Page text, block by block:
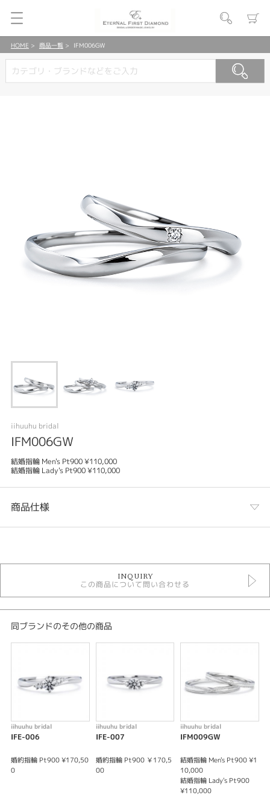
HOME 商品一覧 IFM006GW
iihuuhu bridal
IFM006GW
結婚指輪 Men's Pt900 ¥110,000
結婚指輪 Lady's Pt900 ¥110,000
商品仕様
いい夫婦 結婚指輪
メンズ
いい夫婦ブライダル IFM6GW
これから共に歩むおふたりが”いい夫婦”になりますようにとの想いが込めら
れたブライダルリングブランドです。婚約指輪＆結婚指輪プラチナ3本セッ
婚約指輪のみ結婚指輪のみでもオーダー可能です。
※価格は税込みとなります。
INQUIRY
この商品について問い合わせる
同ブランドのその他の商品
iihuuhu bridal
IFE-006
婚約指輪 Pt900 ¥170,50
0
iihuuhu bridal
IFE-007
婚約指輪 Pt900 ￥170,5
00
iihuuhu bridal
IFM009GW
結婚指輪 Men's Pt900 ¥1
10,000
結婚指輪 Lady's Pt900
¥110,000